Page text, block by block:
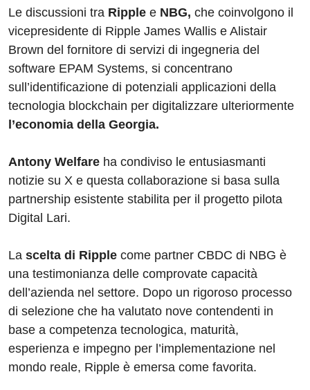
Le discussioni tra Ripple e NBG, che coinvolgono il
vicepresidente di Ripple James Wallis e Alistair
Brown del fornitore di servizi di ingegneria del
software EPAM Systems, si concentrano
sull’identificazione di potenziali applicazioni della
tecnologia blockchain per digitalizzare ulteriormente
l’economia della Georgia.
Antony Welfare ha condiviso le entusiasmanti
notizie su X e questa collaborazione si basa sulla
partnership esistente stabilita per il progetto pilota
Digital Lari.
La scelta di Ripple come partner CBDC di NBG è
una testimonianza delle comprovate capacità
dell’azienda nel settore. Dopo un rigoroso processo
di selezione che ha valutato nove contendenti in
base a competenza tecnologica, maturità,
esperienza e impegno per l’implementazione nel
mondo reale, Ripple è emersa come favorita.